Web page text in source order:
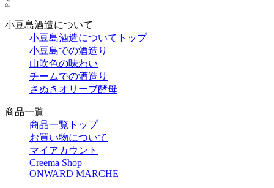
小豆島酒造について
小豆島酒造についてトップ
小豆島での酒造り
山吹色の味わい
チームでの酒造り
さぬきオリーブ酵母
商品一覧
商品一覧トップ
お買い物について
マイアカウント
Creema Shop
ONWARD MARCHE